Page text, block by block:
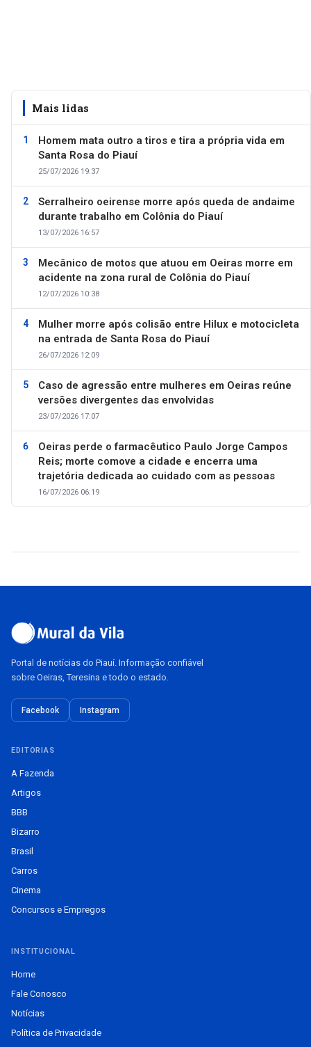
Mais lidas
Homem mata outro a tiros e tira a própria vida em
Santa Rosa do Piauí
25/07/2026 19:37
Serralheiro oeirense morre após queda de andaime
durante trabalho em Colônia do Piauí
13/07/2026 16:57
Mecânico de motos que atuou em Oeiras morre em
acidente na zona rural de Colônia do Piauí
12/07/2026 10:38
Mulher morre após colisão entre Hilux e motocicleta
na entrada de Santa Rosa do Piauí
26/07/2026 12:09
Caso de agressão entre mulheres em Oeiras reúne
versões divergentes das envolvidas
23/07/2026 17:07
Oeiras perde o farmacêutico Paulo Jorge Campos
Reis; morte comove a cidade e encerra uma
trajetória dedicada ao cuidado com as pessoas
16/07/2026 06:19
Portal de notícias do Piauí. Informação confiável
sobre Oeiras, Teresina e todo o estado.
Facebook Instagram
EDITORIAS
A Fazenda
Artigos
BBB
Bizarro
Brasil
Carros
Cinema
Concursos e Empregos
INSTITUCIONAL
Home
Fale Conosco
Notícias
Política de Privacidade